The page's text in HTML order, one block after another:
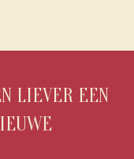
LIEVER EEN